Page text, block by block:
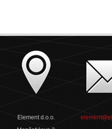
Element d.o.o.